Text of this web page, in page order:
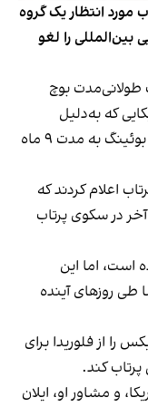
۲۲ حوت پرتاب مورد انتظار یک گروه
بین‌المللی را لغو
طولانی‌مدت بوچ
ویلمور و سونیتا ویلیامز، دو فضانورد امریکایی که به‌‎دلیل
مشکلات فنی فضاپیمای استارلاینر شرکت بوئینگ به مدت ۹ ماه
اعلام کردند که
در سکوی پرتاب
اما این
روزهای آینده
از فلوریدا برای
کند.
و مشاور او، ایلان